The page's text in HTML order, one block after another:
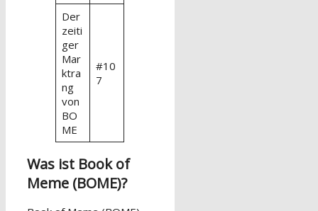
Der
zeiti
ger
Mar
ktra
ng
von
BO
ME
#10
7
Was ist Book of
Meme (BOME)?